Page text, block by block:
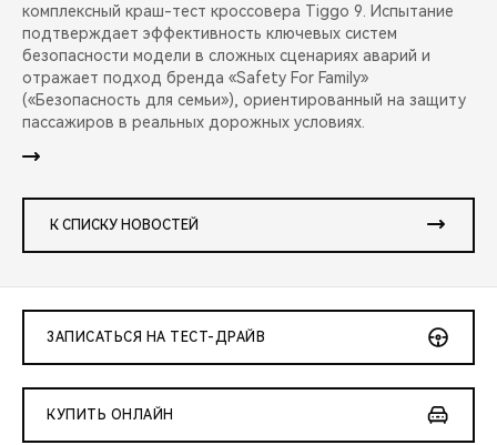
комплексный краш-тест кроссовера Tiggo 9. Испытание
подтверждает эффективность ключевых систем
безопасности модели в сложных сценариях аварий и
отражает подход бренда «Safety For Family»
(«Безопасность для семьи»), ориентированный на защиту
пассажиров в реальных дорожных условиях.
К СПИСКУ НОВОСТЕЙ
ЗАПИСАТЬСЯ НА ТЕСТ-ДРАЙВ
КУПИТЬ ОНЛАЙН